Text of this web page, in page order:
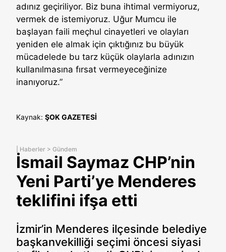
adınız geçiriliyor. Biz buna ihtimal vermiyoruz,
vermek de istemiyoruz. Uğur Mumcu ile
başlayan faili meçhul cinayetleri ve olayları
yeniden ele almak için çıktığınız bu büyük
mücadelede bu tarz küçük olaylarla adınızın
kullanılmasına fırsat vermeyeceğinize
inanıyoruz.”
Kaynak: ŞOK GAZETESİ
Haberler > Gündem
İsmail Saymaz CHP’nin
Yeni Parti’ye Menderes
teklifini ifşa etti
İzmir’in Menderes ilçesinde belediye
başkanvekilliği seçimi öncesi siyasi